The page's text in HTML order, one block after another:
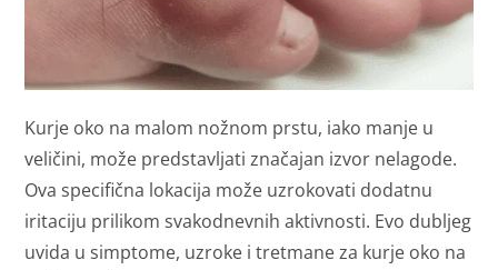
Kurje oko na malom nožnom prstu, iako manje u
veličini, može predstavljati značajan izvor nelagode.
Ova specifična lokacija može uzrokovati dodatnu
iritaciju prilikom svakodnevnih aktivnosti. Evo dubljeg
uvida u simptome, uzroke i tretmane za kurje oko na